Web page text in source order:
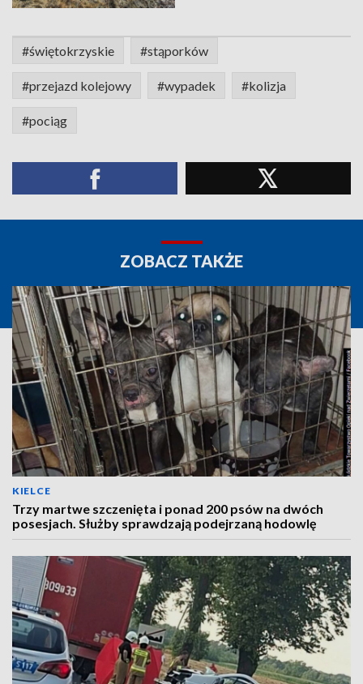
#świętokrzyskie #stąporków
#przejazd kolejowy #wypadek #kolizja
#pociąg
ZOBACZ TAKŻE
KIELCE
Trzy martwe szczenięta i ponad 200 psów na dwóch
posesjach. Służby sprawdzają podejrzaną hodowlę